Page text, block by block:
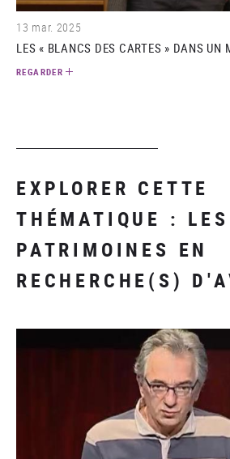
13 mar. 2025
LES « BLANCS DES CARTES » DANS UN
REGARDER
EXPLORER CETTE
THÉMATIQUE : LES
PATRIMOINES EN
RECHERCHE(S)